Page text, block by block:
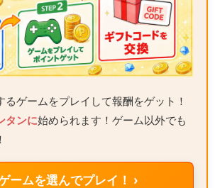
るゲームをプレイして報酬をゲット！
タンに始められます！ゲーム以外でも
ームを選んでプレイ！ ›